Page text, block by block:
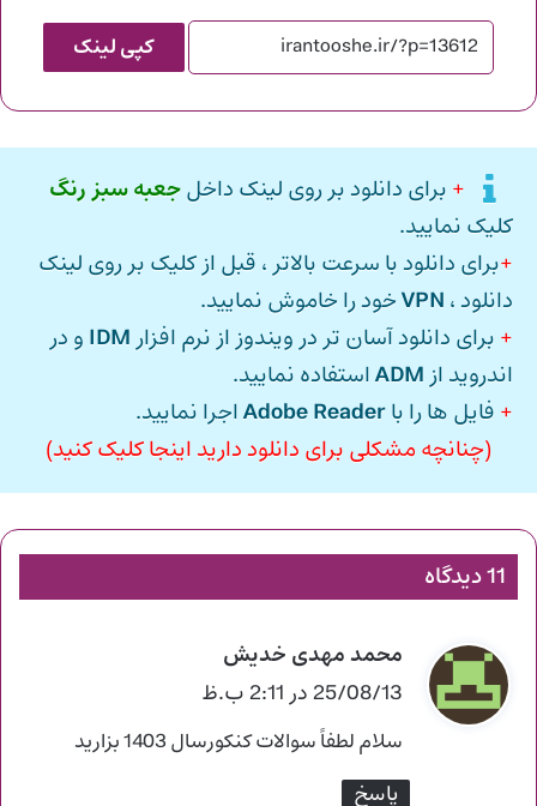
کپی لینک
+ برای دانلود بر روی لینک داخلجعبه سبز رنگ
کلیک نمایید.
+برای دانلود با سرعت بالاتر ، قبل از کلیک بر روی لینک
دانلود ، VPNخود را خاموش نمایید.
+ برای دانلود آسان تر در ویندوز از نرم افزار IDM و در
اندروید از ADMاستفاده نمایید.
+ فایل ها را باAdobe Readerاجرا نمایید.
(چنانچه مشکلی برای دانلود دارید اینجا کلیک کنید)
11 دیدگاه
محمد مهدی خدیش
ف
ت
25/08/13 در 2:11 ب.ظ
سلام لطفاً سوالات کنکورسال 1403 بزارید
پاسخ